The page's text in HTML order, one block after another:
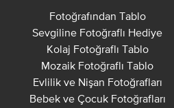
Fotoğrafından Tablo
Sevgiline Fotoğraflı Hediye
Kolaj Fotoğraflı Tablo
Mozaik Fotoğraflı Tablo
Evlilik ve Nişan Fotoğrafları
Bebek ve Çocuk Fotoğrafları